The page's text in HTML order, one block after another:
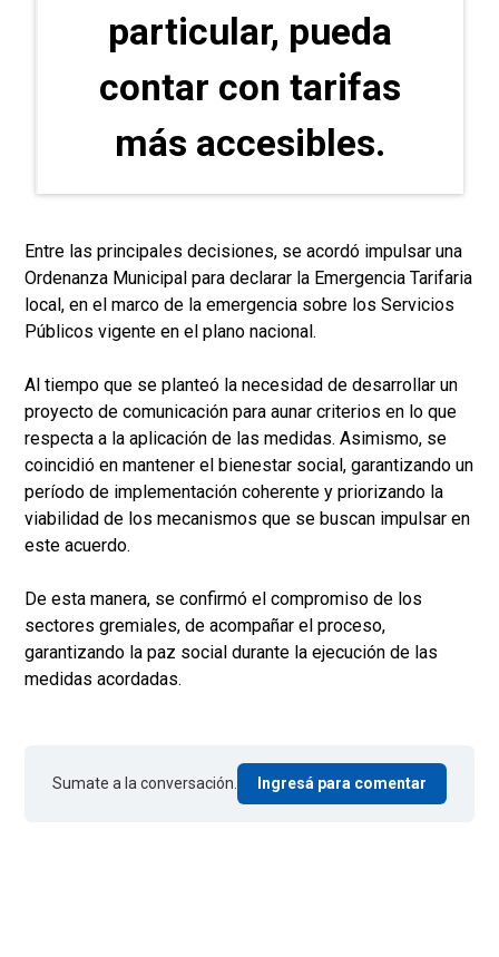
particular, pueda
contar con tarifas
más accesibles.
Entre las principales decisiones, se acordó impulsar una
Ordenanza Municipal para declarar la Emergencia Tarifaria
local, en el marco de la emergencia sobre los Servicios
Públicos vigente en el plano nacional.
Al tiempo que se planteó la necesidad de desarrollar un
proyecto de comunicación para aunar criterios en lo que
respecta a la aplicación de las medidas. Asimismo, se
coincidió en mantener el bienestar social, garantizando un
período de implementación coherente y priorizando la
viabilidad de los mecanismos que se buscan impulsar en
este acuerdo.
De esta manera, se confirmó el compromiso de los
sectores gremiales, de acompañar el proceso,
garantizando la paz social durante la ejecución de las
medidas acordadas.
Sumate a la conversación. Ingresá para comentar